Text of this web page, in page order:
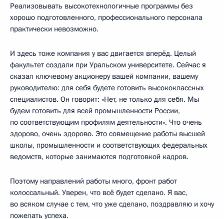
Реализовывать высокотехнологичные программы без
хорошо подготовленного, профессионального персонала
практически невозможно.
И здесь тоже компания у вас двигается вперёд. Целый
факультет создали при Уральском университете. Сейчас я
сказал ключевому акционеру вашей компании, вашему
руководителю: для себя будете готовить высококлассных
специалистов. Он говорит: «Нет, не только для себя. Мы
будем готовить для всей промышленности России,
по соответствующим профилям деятельности». Что очень
здорово, очень здорово. Это совмещение работы высшей
школы, промышленности и соответствующих федеральных
ведомств, которые занимаются подготовкой кадров.
Поэтому направлений работы много, фронт работ
колоссальный. Уверен, что всё будет сделано. Я вас,
во всяком случае с тем, что уже сделано, поздравляю и хочу
пожелать успеха.